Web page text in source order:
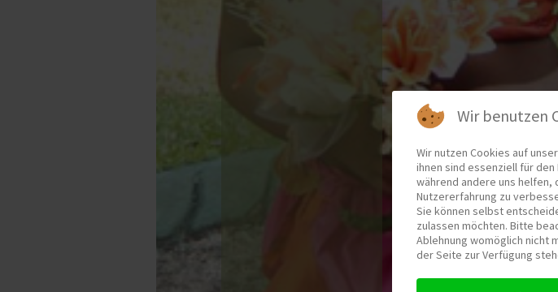
Wir benutzen
Wir nutzen Cookies auf
ihnen sind essenziell für
während andere uns helfen,
Nutzererfahrung zu
Sie können selbst
zulassen möchten. Bitte
Ablehnung womöglich nicht
der Seite zur Verfügung